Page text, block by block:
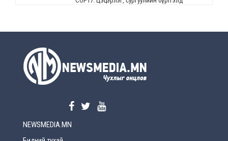
2026-08-5
2026-08-5
NEWSMEDIA.MN